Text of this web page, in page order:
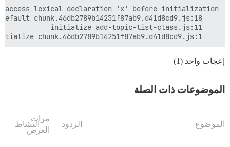
إعجاب واحد (1)
الموضوعات ذات الصلة
الموضوع الردود
مرات
العرض
النشاط